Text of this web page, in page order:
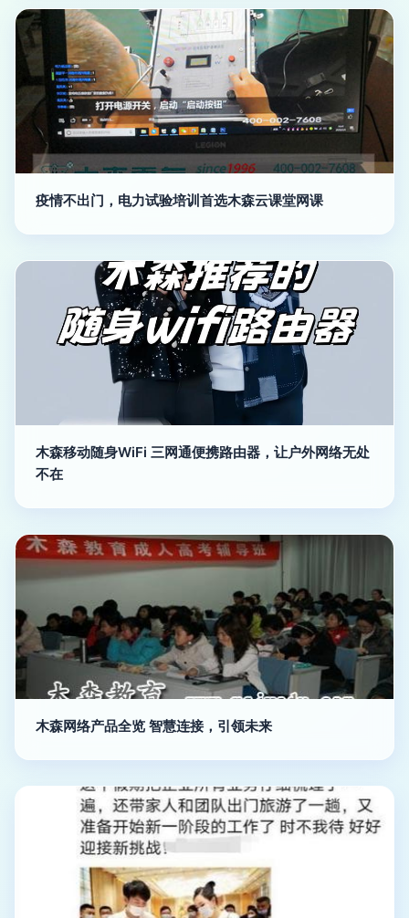
疫情不出门，电力试验培训首选木森云课堂网课
木森移动随身WiFi 三网通便携路由器，让户外网络无处
不在
木森网络产品全览 智慧连接，引领未来